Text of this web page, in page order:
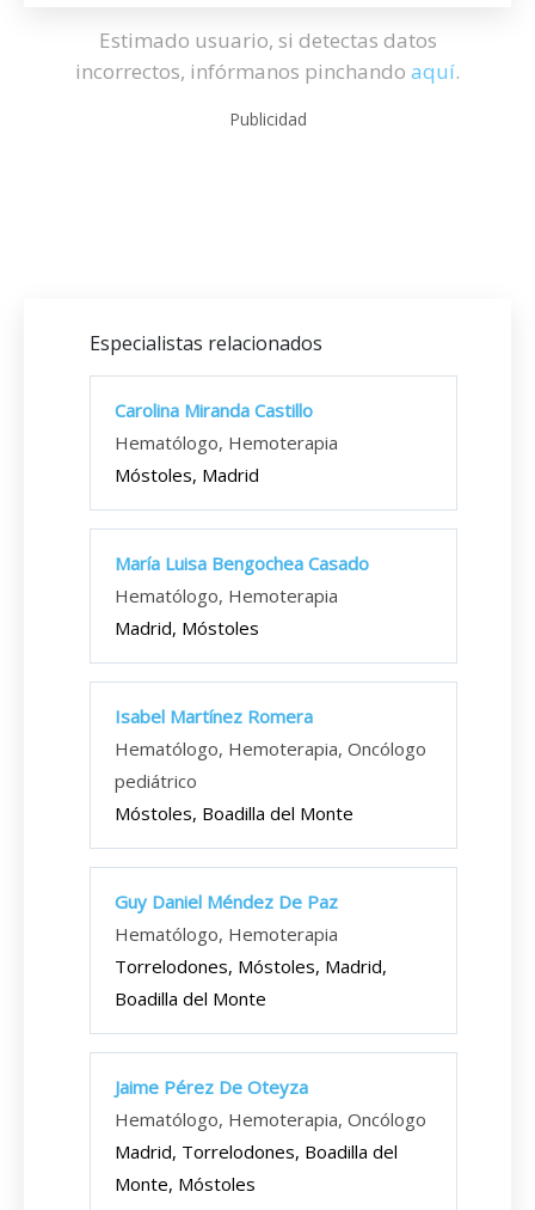
Estimado usuario, si detectas datos
incorrectos, infórmanos pinchando aquí.
Publicidad
Especialistas relacionados
Carolina Miranda Castillo
Hematólogo, Hemoterapia
Móstoles, Madrid
María Luisa Bengochea Casado
Hematólogo, Hemoterapia
Madrid, Móstoles
Isabel Martínez Romera
Hematólogo, Hemoterapia, Oncólogo
pediátrico
Móstoles, Boadilla del Monte
Guy Daniel Méndez De Paz
Hematólogo, Hemoterapia
Torrelodones, Móstoles, Madrid,
Boadilla del Monte
Jaime Pérez De Oteyza
Hematólogo, Hemoterapia, Oncólogo
Madrid, Torrelodones, Boadilla del
Monte, Móstoles